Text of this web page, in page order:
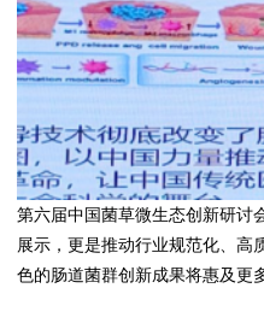
第六届中国菌草微生态创新研讨
展示，更是推动行业规范化、高
色的肠道菌群创新成果将惠及更